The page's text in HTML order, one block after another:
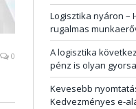
0
Logisztika nyáron –
rugalmas
A logisztika
pénz is olyan
Kevesebb
Kedvezményes e-